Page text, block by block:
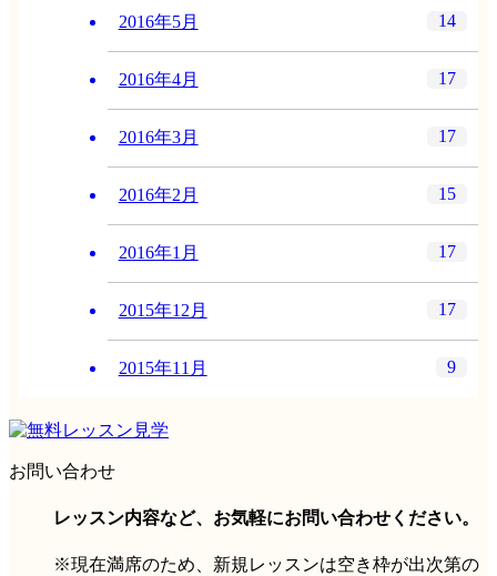
2016年5月 14
2016年4月 17
2016年3月 17
2016年2月 15
2016年1月 17
2015年12月 17
2015年11月 9
お問い合わせ
レッスン内容など、お気軽にお問い合わせください。
※現在満席のため、新規レッスンは空き枠が出次第の